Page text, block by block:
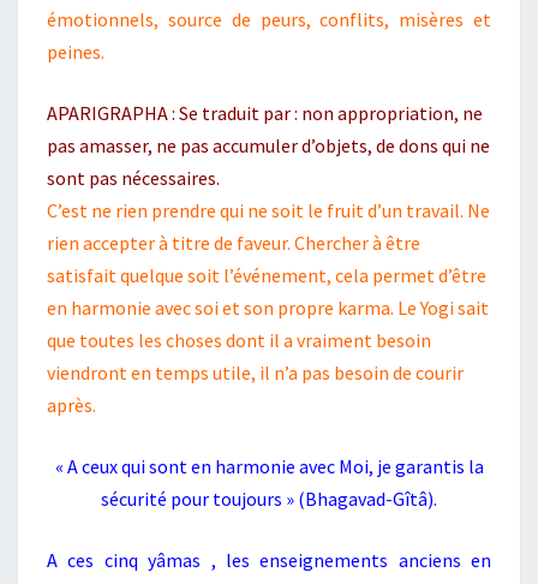
émotionnels, source de peurs, conflits, misères et
peines.
APARIGRAPHA : Se traduit par : non appropriation, ne
pas amasser, ne pas accumuler d’objets, de dons qui ne
sont pas nécessaires.
C’est ne rien prendre qui ne soit le fruit d’un travail. Ne
rien accepter à titre de faveur. Chercher à être
satisfait quelque soit l’événement, cela permet d’être
en harmonie avec soi et son propre karma. Le Yogi sait
que toutes les choses dont il a vraiment besoin
viendront en temps utile, il n’a pas besoin de courir
après.
« A ceux qui sont en harmonie avec Moi, je garantis la
sécurité pour toujours » (Bhagavad-Gîtâ).
A ces cinq yâmas , les enseignements anciens en